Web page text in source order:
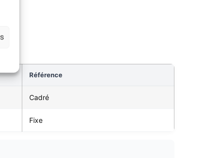
Référence
Cadré
Fixe